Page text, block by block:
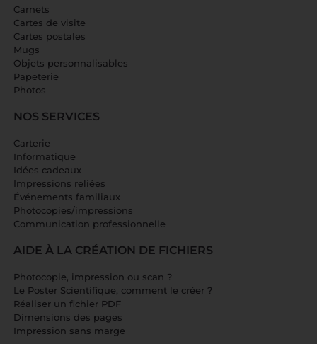
Carnets
Cartes de visite
Cartes postales
Mugs
Objets personnalisables
Papeterie
Photos
NOS SERVICES
Carterie
Informatique
Idées cadeaux
Impressions reliées
Événements familiaux
Photocopies/impressions
Communication professionnelle
AIDE À LA CRÉATION DE FICHIERS
Photocopie, impression ou scan ?
Le Poster Scientifique, comment le créer ?
Réaliser un fichier PDF
Dimensions des pages
Impression sans marge